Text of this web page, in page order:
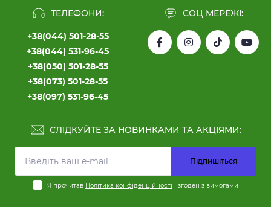
ТЕЛЕФОНИ:
+38(044) 501-28-55
+38(044) 531-96-45
+38(050) 501-28-55
+38(073) 501-28-55
+38(097) 531-96-45
СОЦ МЕРЕЖІ:
СЛІДКУЙТЕ ЗА НОВИНКАМИ ТА АКЦІЯМИ:
Підпишіться
Я прочитав Політика конфіденційності і згоден з вимогами